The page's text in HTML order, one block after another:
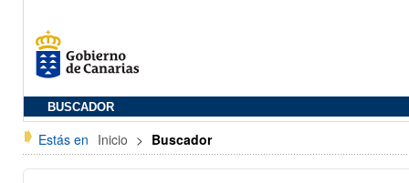
BUSCADOR
Estás en Inicio > Buscador